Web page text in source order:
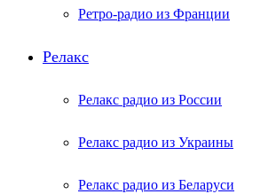
Ретро-радио из Франции
Релакс
Релакс радио из России
Релакс радио из Украины
Релакс радио из Беларуси